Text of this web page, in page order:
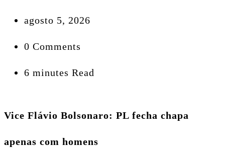
agosto 5, 2026
0 Comments
6 minutes Read
Vice Flávio Bolsonaro: PL fecha chapa
apenas com homens